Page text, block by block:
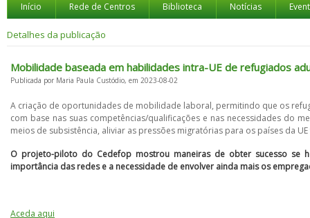
Início Rede de Centros Biblioteca Notícias
Detalhes da publicação
Mobilidade baseada em habilidades intra-UE de refugiados
Publicada por Maria Paula Custódio, em 2023-08-02
A criação de oportunidades de mobilidade laboral, permitindo que os
com base nas suas competências/qualificações e nas necessidades do
meios de subsistência, aliviar as pressões migratórias para os países da
O projeto-piloto do Cedefop mostrou maneiras de obter sucesso se
importância das redes e a necessidade de envolver ainda mais os
Aceda aqui